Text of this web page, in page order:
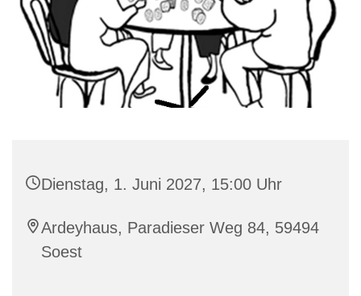
Dienstag, 1. Juni 2027, 15:00 Uhr
Ardeyhaus, Paradieser Weg 84, 59494
Soest